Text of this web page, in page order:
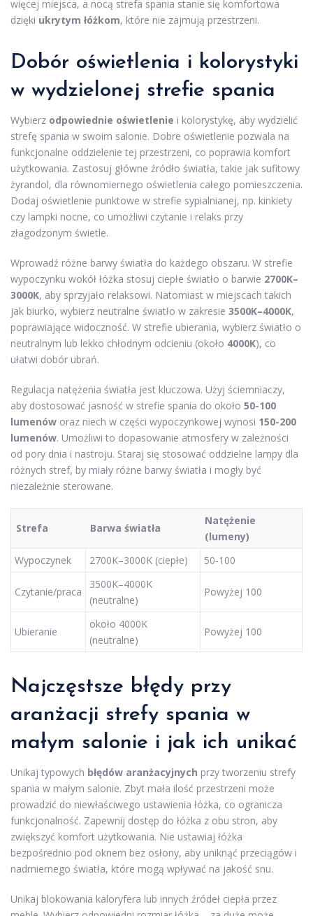
więcej miejsca, a nocą strefa spania stanie się komfortowa
dzięki ukrytym łóżkom, które nie zajmują przestrzeni.
Dobór oświetlenia i kolorystyki
w wydzielonej strefie spania
Wybierz odpowiednie oświetlenie i kolorystykę, aby wydzielić
strefę spania w swoim salonie. Dobre oświetlenie pozwala na
funkcjonalne oddzielenie tej przestrzeni, co poprawia komfort
użytkowania. Zastosuj główne źródło światła, takie jak sufitowy
żyrandol, dla równomiernego oświetlenia całego pomieszczenia.
Dodaj oświetlenie punktowe w strefie sypialnianej, np. kinkiety
czy lampki nocne, co umożliwi czytanie i relaks przy
złagodzonym świetle.
Wprowadź różne barwy światła do każdego obszaru. W strefie
wypoczynku wokół łóżka stosuj ciepłe światło o barwie 2700K–
3000K, aby sprzyjało relaksowi. Natomiast w miejscach takich
jak biurko, wybierz neutralne światło w zakresie 3500K–4000K,
poprawiające widoczność. W strefie ubierania, wybierz światło o
neutralnym lub lekko chłodnym odcieniu (około 4000K), co
ułatwi dobór ubrań.
Regulacja natężenia światła jest kluczowa. Użyj ściemniaczy,
aby dostosować jasność w strefie spania do około 50-100
lumenów oraz niech w części wypoczynkowej wynosi 150-200
lumenów. Umożliwi to dopasowanie atmosfery w zależności
od pory dnia i nastroju. Staraj się stosować oddzielne lampy dla
różnych stref, by miały różne barwy światła i mogły być
niezależnie sterowane.
Strefa Barwa światła
Natężenie
(lumeny)
Wypoczynek
2700K–3000K (ciepłe) 50-100
Czytanie/praca
3500K–4000K
(neutralne)
Powyżej 100
Ubieranie
około 4000K
(neutralne)
Powyżej 100
Najczęstsze błędy przy
aranżacji strefy spania w
małym salonie i jak ich unikać
Unikaj typowych błędów aranżacyjnych przy tworzeniu strefy
spania w małym salonie. Zbyt mała ilość przestrzeni może
prowadzić do niewłaściwego ustawienia łóżka, co ogranicza
funkcjonalność. Zapewnij dostęp do łóżka z obu stron, aby
zwiększyć komfort użytkowania. Nie ustawiaj łóżka
bezpośrednio pod oknem bez osłony, aby uniknąć przeciągów i
nadmiernego światła, które mogą wpływać na jakość snu.
Unikaj blokowania kaloryfera lub innych źródeł ciepła przez